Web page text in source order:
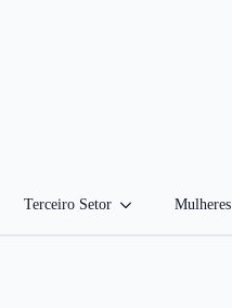
Terceiro Setor Mulheres